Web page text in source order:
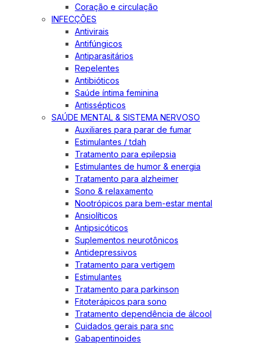
Coração e circulação
INFECÇÕES
Antivirais
Antifúngicos
Antiparasitários
Repelentes
Antibióticos
Saúde íntima feminina
Antissépticos
SAÚDE MENTAL & SISTEMA NERVOSO
Auxiliares para parar de fumar
Estimulantes / tdah
Tratamento para epilepsia
Estimulantes de humor & energia
Tratamento para alzheimer
Sono & relaxamento
Nootrópicos para bem-estar mental
Ansiolíticos
Antipsicóticos
Suplementos neurotônicos
Antidepressivos
Tratamento para vertigem
Estimulantes
Tratamento para parkinson
Fitoterápicos para sono
Tratamento dependência de álcool
Cuidados gerais para snc
Gabapentinoides